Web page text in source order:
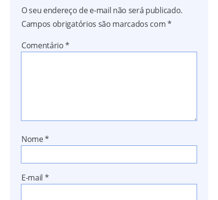
O seu endereço de e-mail não será publicado.
Campos obrigatórios são marcados com*
Comentário*
Nome*
E-mail *